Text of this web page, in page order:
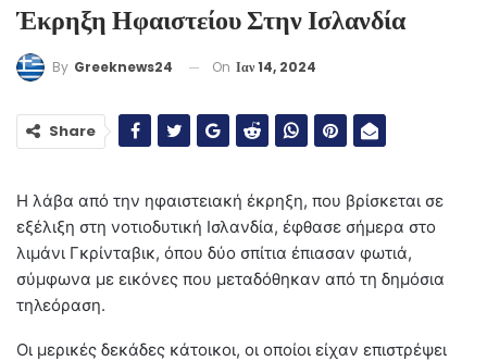
Έκρηξη Ηφαιστείου Στην Ισλανδία
By Greeknews24 On Ιαν 14, 2024
Share
Η λάβα από την ηφαιστειακή έκρηξη, που βρίσκεται σε
εξέλιξη στη νοτιοδυτική Ισλανδία, έφθασε σήμερα στο
λιμάνι Γκρίνταβικ, όπου δύο σπίτια έπιασαν φωτιά,
σύμφωνα με εικόνες που μεταδόθηκαν από τη δημόσια
τηλεόραση.
Οι μερικές δεκάδες κάτοικοι, οι οποίοι είχαν επιστρέψει